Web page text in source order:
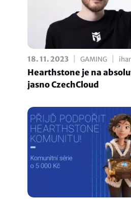
18. 11. 2023 GAMING
Hearthstone je na
jasno CzechCloud